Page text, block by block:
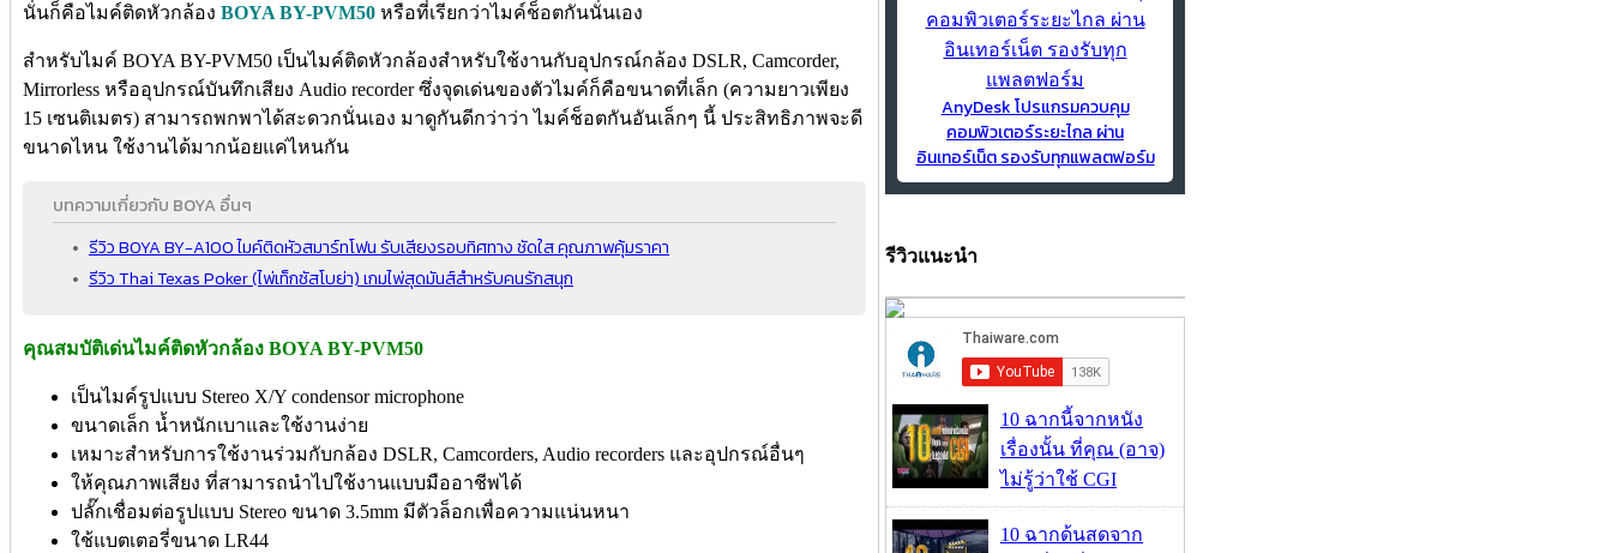
นั่นก็คือไมค์ติดหัวกล้อง BOYA BY-PVM50 หรือที่เรียกว่าไมค์ช็อตกันนั่นเอง
สำหรับไมค์ BOYA BY-PVM50 เป็นไมค์ติดหัวกล้องสำหรับใช้งานกับอุปกรณ์กล้อง DSLR, Camcorder,
Mirrorless หรืออุปกรณ์บันทึกเสียง Audio recorder ซึ่งจุดเด่นของตัวไมค์ก็คือขนาดที่เล็ก (ความยาวเพียง
15 เซนติเมตร) สามารถพกพาได้สะดวกนั่นเอง มาดูกันดีกว่าว่า ไมค์ช็อตกันอันเล็กๆ นี้ ประสิทธิภาพจะดี
ขนาดไหน ใช้งานได้มากน้อยแค่ไหนกัน
บทความเกี่ยวกับ BOYA อื่นๆ
รีวิว BOYA BY-A100 ไมค์ติดหัวสมาร์ทโฟน รับเสียงรอบทิศทาง ชัดใส คุณภาพคุ้มราคา
รีวิว Thai Texas Poker (ไพ่เท็กซัสโบย่า) เกมไพ่สุดมันส์สำหรับคนรักสนุก
คุณสมบัติเด่นไมค์ติดหัวกล้อง BOYA BY-PVM50
เป็นไมค์รูปแบบ Stereo X/Y condensor microphone
ขนาดเล็ก น้ำหนักเบาและใช้งานง่าย
เหมาะสำหรับการใช้งานร่วมกับกล้อง DSLR, Camcorders, Audio recorders และอุปกรณ์อื่นๆ
ให้คุณภาพเสียง ที่สามารถนำไปใช้งานแบบมืออาชีพได้
ปลั๊กเชื่อมต่อรูปแบบ Stereo ขนาด 3.5mm มีตัวล็อกเพื่อความแน่นหนา
ใช้แบตเตอรี่ขนาด LR44
AnyDesk โปรแกรมควบคุม
คอมพิวเตอร์ระยะไกล ผ่าน
อินเทอร์เน็ต รองรับทุกแพลตฟอร์ม
รีวิวแนะนำ
10 ฉากนี้จากหนัง
เรื่องนั้น ที่คุณ (อาจ)
ไม่รู้ว่าใช้ CGI
10 ฉากด้นสดจาก